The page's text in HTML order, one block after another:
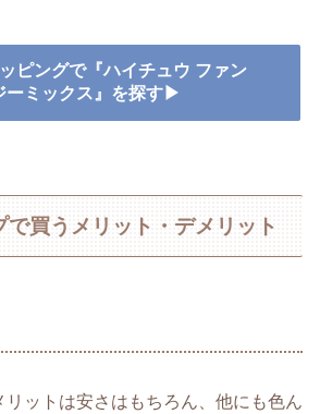
ピングで『ハイチュウ ファン
ーミックス』を探す▶
で買うメリット・デメリット
リットは安さはもちろん、他にも色ん